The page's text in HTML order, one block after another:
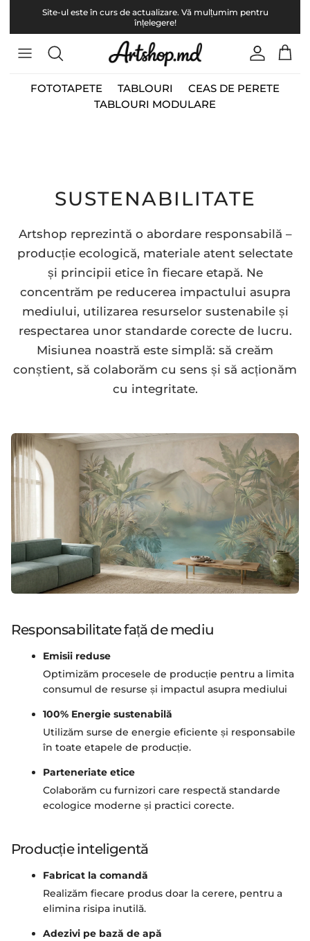
Translation missing: ro.accessibility.skip_to_content
Site-ul este în curs de actualizare. Vă mulțumim pentru
înțelegere!
FOTOTAPETE TABLOURI
CEAS DE PERETE
TABLOURI MODULARE
SUSTENABILITATE
Artshop reprezintă o abordare responsabilă –
producție ecologică, materiale atent selectate
și principii etice în fiecare etapă. Ne
concentrăm pe reducerea impactului asupra
mediului, utilizarea resurselor sustenabile și
respectarea unor standarde corecte de lucru.
Misiunea noastră este simplă: să creăm
conștient, să colaborăm cu sens și să acționăm
cu integritate.
Responsabilitate față de mediu
Emisii reduse
Optimizăm procesele de producție pentru a limita
consumul de resurse și impactul asupra mediului
100% Energie sustenabilă
Utilizăm surse de energie eficiente și responsabile
în toate etapele de producție.
Parteneriate etice
Colaborăm cu furnizori care respectă standarde
ecologice moderne și practici corecte.
Producție inteligentă
Fabricat la comandă
Realizăm fiecare produs doar la cerere, pentru a
elimina risipa inutilă.
Adezivi pe bază de apă